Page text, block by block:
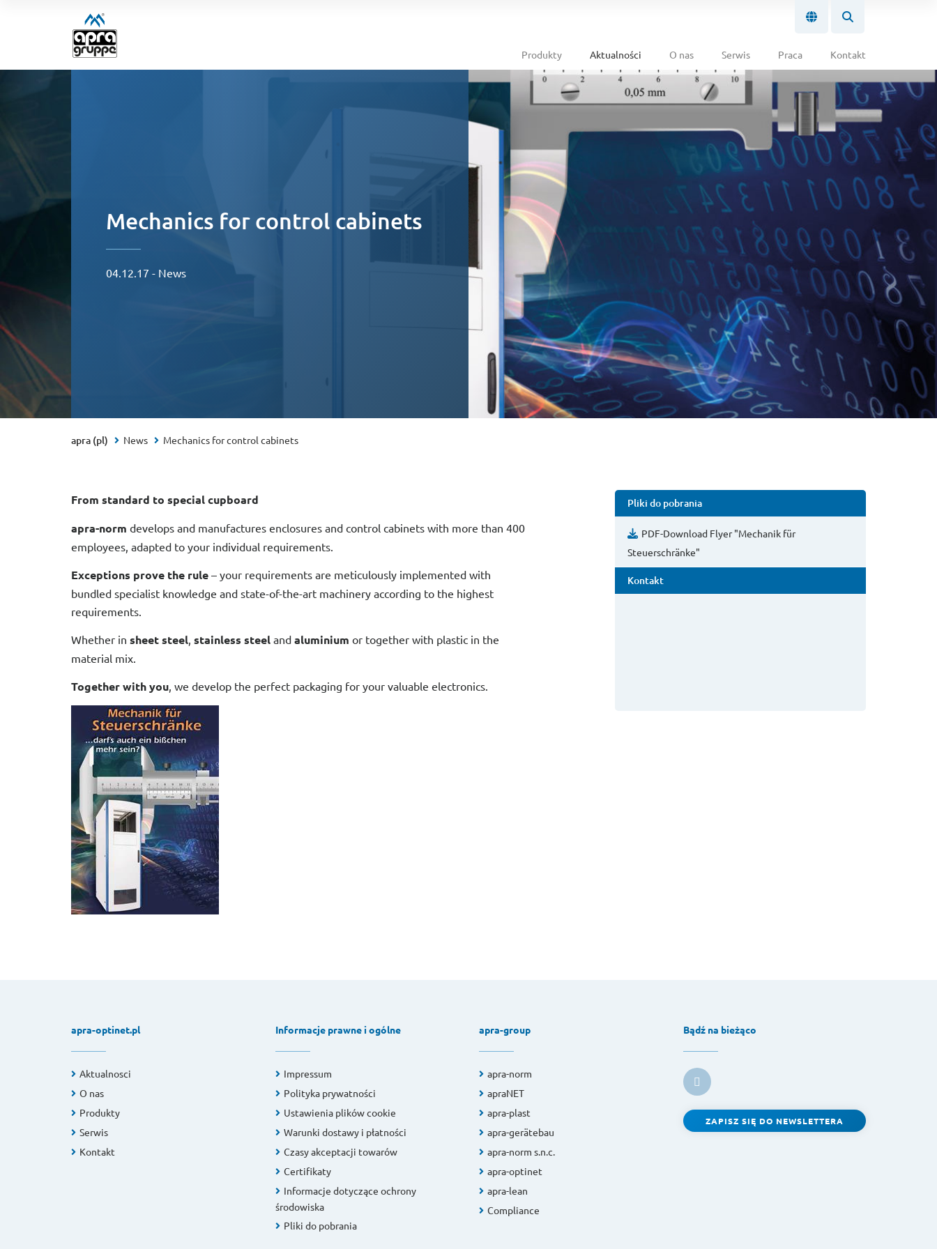
Produkty Aktualności O nas Serwis Praca Kontakt
Mechanics for control cabinets
04.12.17 - News
apra (pl) News Mechanics for control cabinets
From standard to special cupboard
apra-norm develops and manufactures enclosures and control cabinets with more than 400
employees, adapted to your individual requirements.
Exceptions prove the rule – your requirements are meticulously implemented with
bundled specialist knowledge and state-of-the-art machinery according to the highest
requirements.
Whether in sheet steel, stainless steel and aluminium or together with plastic in the
material mix.
Together with you, we develop the perfect packaging for your valuable electronics.
Pliki do pobrania
PDF-Download Flyer "Mechanik für
Steuerschränke"
Kontakt
apra-optinet.pl
Aktualnosci
O nas
Produkty
Serwis
Kontakt
Informacje prawne i ogólne
Impressum
Polityka prywatności
Ustawienia plików cookie
Warunki dostawy i płatności
Czasy akceptacji towarów
Certifikaty
Informacje dotyczące ochrony
środowiska
Pliki do pobrania
apra-group
apra-norm
apraNET
apra-plast
apra-gerätebau
apra-norm s.n.c.
apra-optinet
apra-lean
Compliance
Bądź na bieżąco
ZAPISZ SIĘ DO NEWSLETTERA